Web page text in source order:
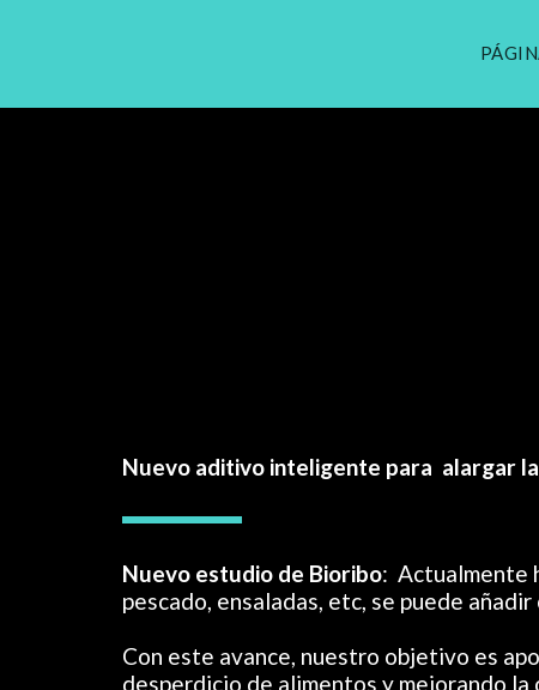
Nuevo aditivo inteligente para  alargar
Nuevo estudio de Bioribo:
pescado, ensaladas, etc, se puede
Con este avance, nuestro objetivo es
desperdicio de alimentos y mejorando